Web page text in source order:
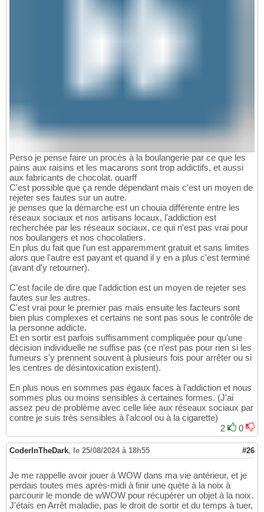
Perso je pense faire un procès à la boulangerie par ce que les
pains aux raisins et les macarons sont trop addictifs, et aussi
aux fabricants de chocolat. ouarff
C'est possible que ça rende dépendant mais c'est un moyen de
rejeter ses fautes sur un autre.
je penses que la démarche est un chouia différente entre les
réseaux sociaux et nos artisans locaux, l'addiction est
recherchée par les réseaux sociaux, ce qui n'est pas vrai pour
nos boulangers et nos chocolatiers.
En plus du fait que l'un est apparemment gratuit et sans limites
alors que l'autre est payant et quand il y en a plus c'est terminé
(avant d'y retourner).
C'est facile de dire que l'addiction est un moyen de rejeter ses
fautes sur les autres.
C'est vrai pour le premier pas mais ensuite les facteurs sont
bien plus complexes et certains ne sont pas sous le contrôle de
la personne addicte.
Et en sortir est parfois suffisamment compliquée pour qu'une
décision individuelle ne suffise pas (ce n'est pas pour rien si les
fumeurs s'y prennent souvent à plusieurs fois pour arrêter ou si
les centres de désintoxication existent).
En plus nous en sommes pas égaux faces à l'addiction et nous
sommes plus ou moins sensibles à certaines formes. (J'ai
assez peu de problème avec celle liée aux réseaux sociaux par
contre je suis très sensibles à l'alcool ou à la cigarette)
2
0
CoderInTheDark, le 25/08/2024 à 18h55 #26
Je me rappelle avoir jouer à WOW dans ma vie antérieur, et je
perdais toutes mes après-midi à finir une quète à la noix à
parcourir le monde de wWOW pour récupérer un objet à la noix.
J'étais en Arrêt maladie, pas le droit de sortir et du temps à tuer,